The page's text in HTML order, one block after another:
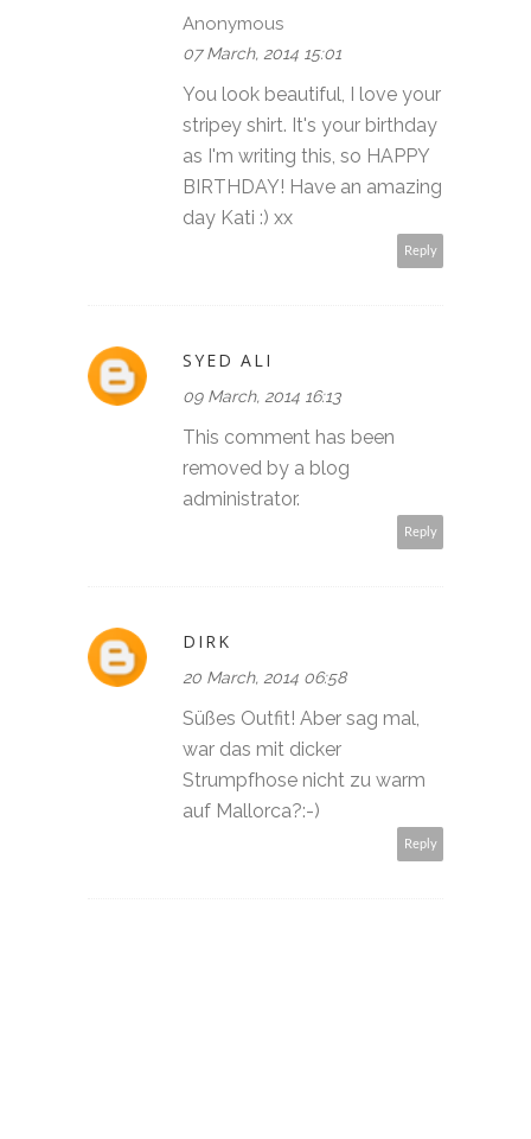
Anonymous
07 March, 2014 15:01
You look beautiful, I love your
stripey shirt. It's your birthday
as I'm writing this, so HAPPY
BIRTHDAY! Have an amazing
day Kati :) xx
Reply
SYED ALI
09 March, 2014 16:13
This comment has been
removed by a blog
administrator.
Reply
DIRK
20 March, 2014 06:58
Süßes Outfit! Aber sag mal,
war das mit dicker
Strumpfhose nicht zu warm
auf Mallorca?:-)
Reply